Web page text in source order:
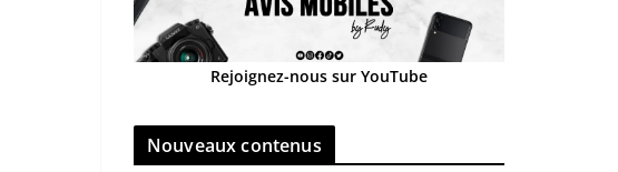
Rejoignez-nous sur YouTube
Nouveaux contenus